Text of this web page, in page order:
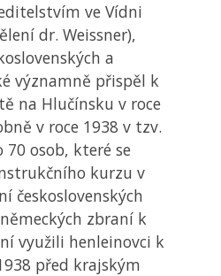
ve Vídni
dr. Weissner),
a
významně přispěl k
na Hlučínsku v roce
v roce 1938 v tzv.
osob, které se
kurzu v
československých
zbraní k
využili henleinovci k
před krajským